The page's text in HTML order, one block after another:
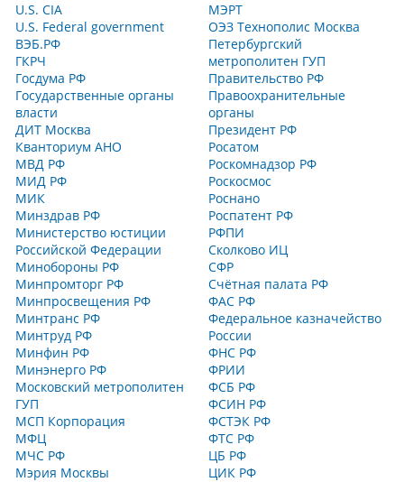
U.S. CIA
U.S. Federal government
ВЭБ.РФ
ГКРЧ
Госдума РФ
Государственные органы
власти
ДИТ Москва
Кванториум АНО
МВД РФ
МИД РФ
МИК
Минздрав РФ
Министерство юстиции
Российской Федерации
Минобороны РФ
Минпромторг РФ
Минпросвещения РФ
Минтранс РФ
Минтруд РФ
Минфин РФ
Минэнерго РФ
Московский метрополитен
ГУП
МСП Корпорация
МФЦ
МЧС РФ
Мэрия Москвы
МЭРТ
ОЭЗ Технополис Москва
Петербургский
метрополитен ГУП
Правительство РФ
Правоохранительные
органы
Президент РФ
Росатом
Роскомнадзор РФ
Роскосмос
Роснано
Роспатент РФ
РФПИ
Сколково ИЦ
СФР
Счётная палата РФ
ФАС РФ
Федеральное казначейство
России
ФНС РФ
ФРИИ
ФСБ РФ
ФСИН РФ
ФСТЭК РФ
ФТС РФ
ЦБ РФ
ЦИК РФ